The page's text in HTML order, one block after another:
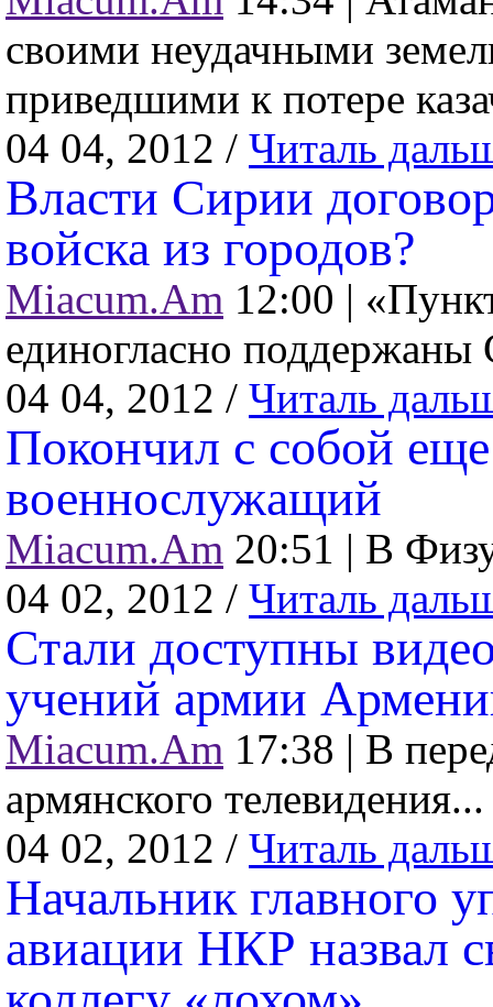
своими неудачными
приведшими к потере
04 04, 2012 / Читаль
Власти Сирии
войска из городов?
Miacum.Am 12:00 |
единогласно
04 04, 2012 / Читаль
Покончил с собой
военнослужащий
Miacum.Am 20:51 | В
04 02, 2012 / Читаль
Стали доступны
учений армии
Miacum.Am 17:38 | В
армянского телевидения...
04 02, 2012 / Читаль
Начальник главного
авиации НКР назвал